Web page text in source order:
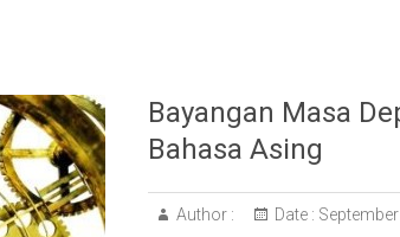
Bayangan Masa
Bahasa Asing
Author : Date :